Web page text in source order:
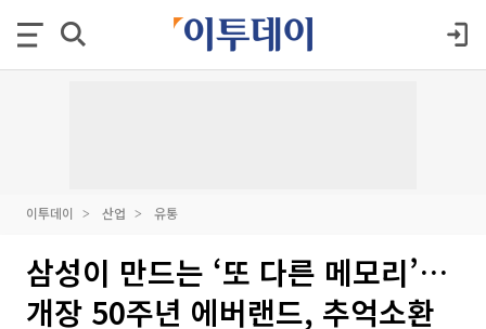
이투데이 산업 유통
삼성이 만드는 ‘또 다른 메모리’…
개장 50주년 에버랜드, 추억소환